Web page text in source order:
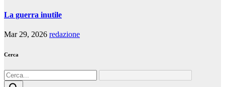
La guerra inutile
Mar 29, 2026 redazione
Cerca